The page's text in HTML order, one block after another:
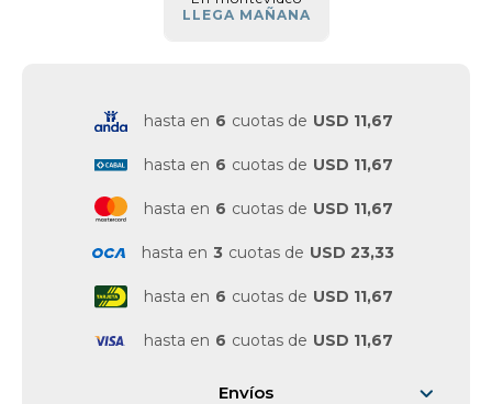
LLEGA MAÑANA
hasta en 6 cuotas de USD 11,67
hasta en 6 cuotas de USD 11,67
hasta en 6 cuotas de USD 11,67
hasta en 3 cuotas de USD 23,33
hasta en 6 cuotas de USD 11,67
hasta en 6 cuotas de USD 11,67
Envíos